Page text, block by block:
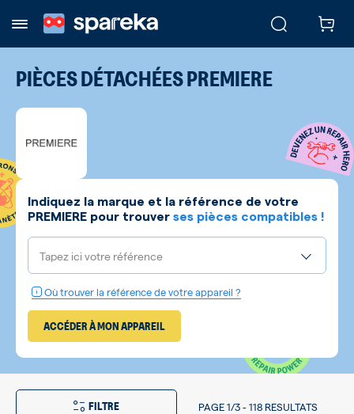
PIÈCES DÉTACHÉESPREMIERE
Indiquez la marque et la référence de votre
PREMIERE pour trouver ses pièces compatibles !
Tapez ici votre référence
Où trouver la référence de votre appareil ?
ACCÉDER À MON APPAREIL
FILTRE PAGE 1/3-118 RESULTATS